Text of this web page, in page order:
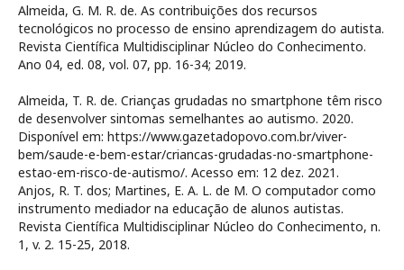
Almeida, G. M. R. de. As contribuições dos recursos
tecnológicos no processo de ensino aprendizagem do autista.
Revista Científica Multidisciplinar Núcleo do Conhecimento.
Ano 04, ed. 08, vol. 07, pp. 16-34; 2019.
Almeida, T. R. de. Crianças grudadas no smartphone têm risco
de desenvolver sintomas semelhantes ao autismo. 2020.
Disponível em: https://www.gazetadopovo.com.br/viver-
bem/saude-e-bem-estar/criancas-grudadas-no-smartphone-
estao-em-risco-de-autismo/. Acesso em: 12 dez. 2021.
Anjos, R. T. dos; Martines, E. A. L. de M. O computador como
instrumento mediador na educação de alunos autistas.
Revista Científica Multidisciplinar Núcleo do Conhecimento, n.
1, v. 2. 15-25, 2018.